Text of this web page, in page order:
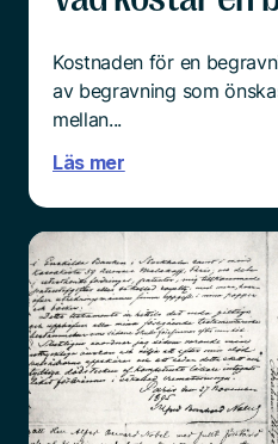
Kostnaden för en
av begravning som
mellan...
Läs mer